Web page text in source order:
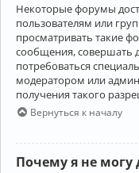
Некоторые форумы
пользователям или
просматривать такие
сообщения, совершать
потребоваться
модератором или
получения такого
Вернуться к началу
Почему я не могу